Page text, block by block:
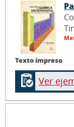
Texto impreso
Ver